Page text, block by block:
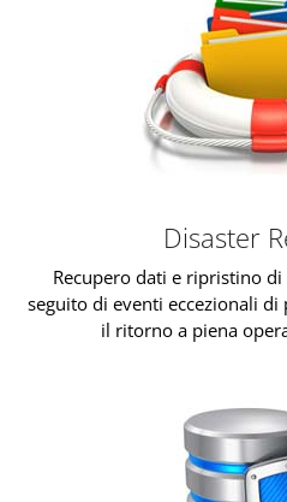
Disaster
Recupero dati e ripristino
seguito di eventi eccezionali
il ritorno a piena